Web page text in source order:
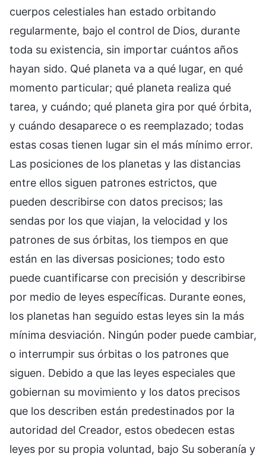
cuerpos celestiales han estado orbitando
regularmente, bajo el control de Dios, durante
toda su existencia, sin importar cuántos años
hayan sido. Qué planeta va a qué lugar, en qué
momento particular; qué planeta realiza qué
tarea, y cuándo; qué planeta gira por qué órbita,
y cuándo desaparece o es reemplazado; todas
estas cosas tienen lugar sin el más mínimo error.
Las posiciones de los planetas y las distancias
entre ellos siguen patrones estrictos, que
pueden describirse con datos precisos; las
sendas por los que viajan, la velocidad y los
patrones de sus órbitas, los tiempos en que
están en las diversas posiciones; todo esto
puede cuantificarse con precisión y describirse
por medio de leyes específicas. Durante eones,
los planetas han seguido estas leyes sin la más
mínima desviación. Ningún poder puede cambiar,
o interrumpir sus órbitas o los patrones que
siguen. Debido a que las leyes especiales que
gobiernan su movimiento y los datos precisos
que los describen están predestinados por la
autoridad del Creador, estos obedecen estas
leyes por su propia voluntad, bajo Su soberanía y